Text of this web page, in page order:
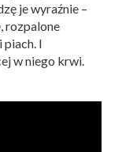
je wyraźnie –
rozpalone
I
w niego krwi.